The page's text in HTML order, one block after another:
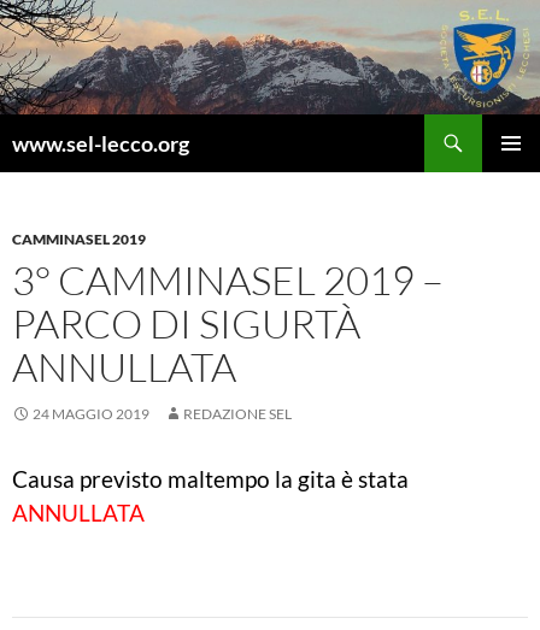
Vai
al
contenuto
www.sel-lecco.org
CAMMINASEL 2019
3° CAMMINASEL 2019 –
PARCO DI SIGURTÀ
ANNULLATA
24 MAGGIO 2019 REDAZIONE SEL
Causa previsto maltempo la gita è stata
ANNULLATA